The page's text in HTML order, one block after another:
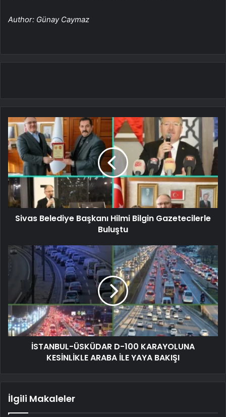
Author: Günay Caymaz
Sivas Belediye Başkanı Hilmi Bilgin Gazetecilerle
Buluştu
İSTANBUL-ÜSKÜDAR D-100 KARAYOLUNA
KESİNLİKLE ARABA İLE YAYA BAKIŞI
İlgili Makaleler